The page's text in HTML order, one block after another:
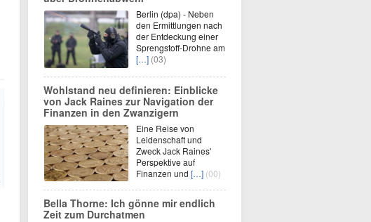
Berlin (dpa) - Neben
den Ermittlungen nach
der Entdeckung einer
Sprengstoff-Drohne am
[…] (03)
Wohlstand neu definieren: Einblicke
von Jack Raines zur Navigation der
Finanzen in den Zwanzigern
Eine Reise von
Leidenschaft und
Zweck Jack Raines'
Perspektive auf
Finanzen und […] (00)
Bella Thorne: Ich gönne mir endlich
Zeit zum Durchatmen